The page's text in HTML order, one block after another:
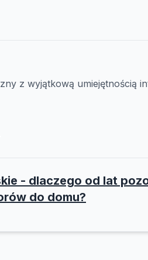
z wyjątkową umiejętnością
- dlaczego od lat
do domu?